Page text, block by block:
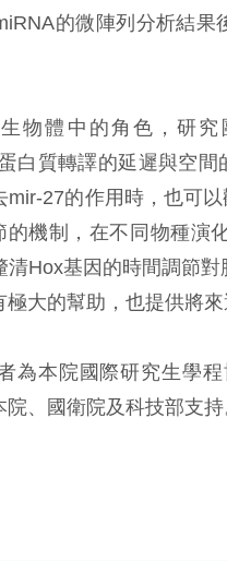
的微陣列分析結
體中的角色，研究
白質轉譯的延遲與空
mir-27的作用時，也可
的機制，在不同物種演
Hox基因的時間調節
大的幫助，也提供將
本院國際研究生學程
、國衛院及科技部支持